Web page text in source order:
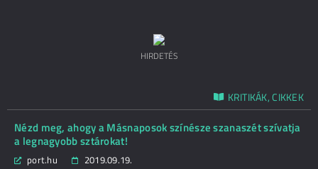
HIRDETÉS
KRITIKÁK, CIKKEK
Nézd meg, ahogy a Másnaposok színésze szanaszét szívatja
a legnagyobb sztárokat!
port.hu
2019.09.19.